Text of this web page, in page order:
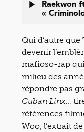
Raekwon
«
Qui d’autre
devenir
mafioso-rap
milieu des
répondre pas
Cuban Linx…
références
Woo, l’extrait